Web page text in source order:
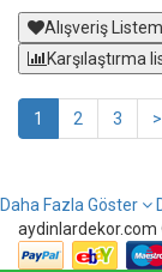
Alışveriş
Karşılaştırma
1 2 3 >
Daha Fazla Göster